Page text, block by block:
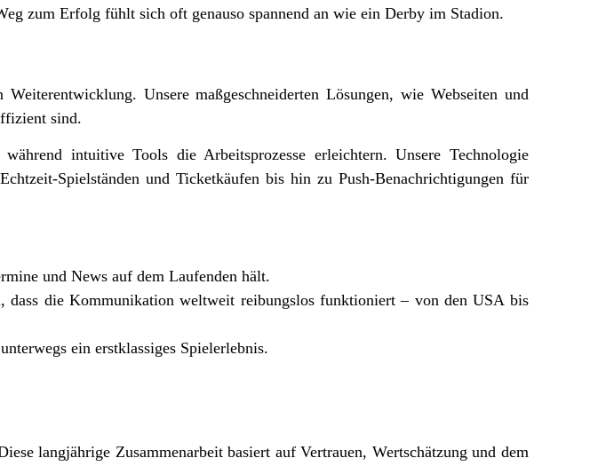
zum Erfolg fühlt sich oft genauso spannend an wie ein Derby im Stadion.
Unsere maßgeschneiderten Lösungen, wie Webseiten und
sind.
intuitive Tools die Arbeitsprozesse erleichtern. Unsere Technologie
Spielständen und Ticketkäufen bis hin zu Push-Benachrichtigungen für
und News auf dem Laufenden hält.
dass die Kommunikation weltweit reibungslos funktioniert – von den USA bis
ein erstklassiges Spielerlebnis.
langjährige Zusammenarbeit basiert auf Vertrauen, Wertschätzung und dem